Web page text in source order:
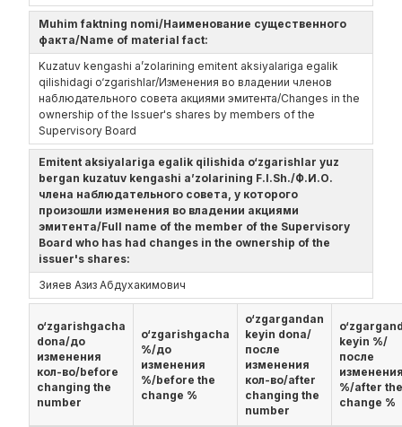
Muhim faktning nomi/Наименование существенного
факта/Name of material fact:
Kuzatuv kengashi a’zolarining emitent aksiyalariga egalik
qilishidagi o‘zgarishlar/Изменения во владении членов
наблюдательного совета акциями эмитента/Changes in the
ownership of the Issuer's shares by members of the
Supervisory Board
Emitent aksiyalariga egalik qilishida o‘zgarishlar yuz
bergan kuzatuv kengashi a’zolarining F.I.Sh./Ф.И.О.
члена наблюдательного совета, у которого
произошли изменения во владении акциями
эмитента/Full name of the member of the Supervisory
Board who has had changes in the ownership of the
issuer's shares:
Зияев Азиз Абдухакимович
o‘zgarishgacha
dona/до
изменения
кол-во/before
changing the
number
o‘zgarishgacha
%/до
изменения
%/before the
change %
o‘zgargandan
keyin dona/
после
изменения
кол-во/after
changing the
number
keyin %/
после
%/after the
change %